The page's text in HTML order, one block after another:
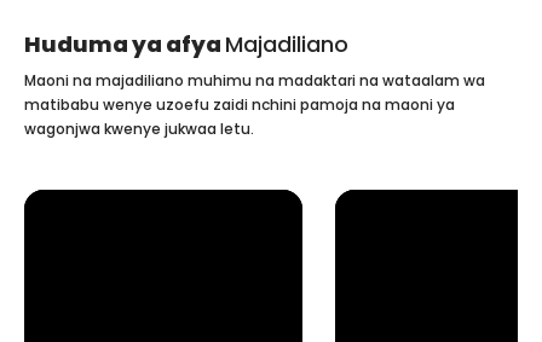
Huduma ya afya Majadiliano
Maoni na majadiliano muhimu na madaktari na wataalam wa
matibabu wenye uzoefu zaidi nchini pamoja na maoni ya
wagonjwa kwenye jukwaa letu.